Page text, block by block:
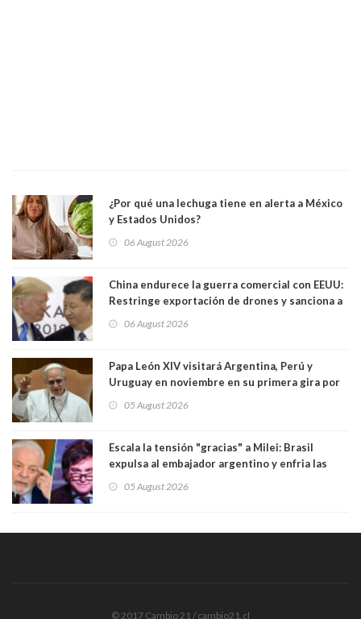
¿Por qué una lechuga tiene en alerta a México
y Estados Unidos?
06 August 2026
China endurece la guerra comercial con EEUU:
Restringe exportación de drones y sanciona a
06 August 2026
Papa León XIV visitará Argentina, Perú y
Uruguay en noviembre en su primera gira por
05 August 2026
Escala la tensión "gracias" a Milei: Brasil
expulsa al embajador argentino y enfria las
trasandino
05 August 2026
© 2017 Cambio 21 / cambio21.cl